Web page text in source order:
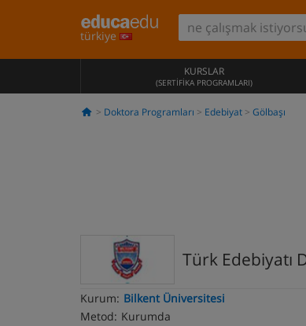
türkiye
KURSLAR
(SERTIFIKA PROGRAMLARI)
Doktora Programları Edebiyat Gölbaşı
Türk Edebiyatı
Kurum: Bilkent Üniversitesi
Metod: Kurumda